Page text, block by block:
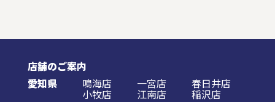
店舗のご案内
愛知県
鳴海店 一宮店 春日井店
小牧店 江南店
稲沢店